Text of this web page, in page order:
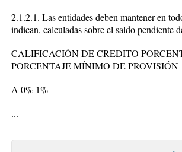
2.1.2.1. Las entidades deben mantener en
indican, calculadas sobre el saldo pendiente
CALIFICACIÓN DE CREDITO
PORCENTAJE MÍNIMO DE PROVISIÓN
A 0% 1%
...